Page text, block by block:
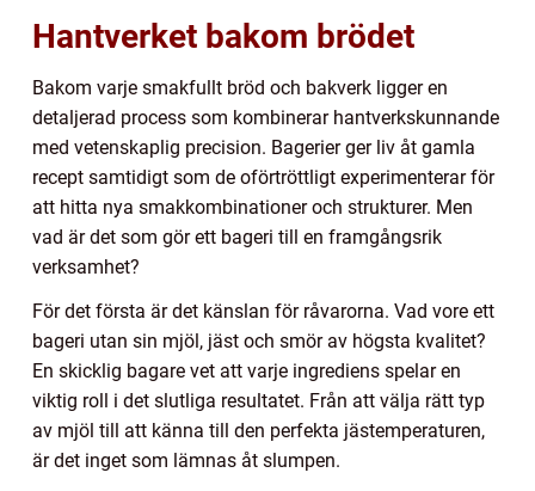
Hantverket bakom brödet
Bakom varje smakfullt bröd och bakverk ligger en
detaljerad process som kombinerar hantverkskunnande
med vetenskaplig precision. Bagerier ger liv åt gamla
recept samtidigt som de oförtröttligt experimenterar för
att hitta nya smakkombinationer och strukturer. Men
vad är det som gör ett bageri till en framgångsrik
verksamhet?
För det första är det känslan för råvarorna. Vad vore ett
bageri utan sin mjöl, jäst och smör av högsta kvalitet?
En skicklig bagare vet att varje ingrediens spelar en
viktig roll i det slutliga resultatet. Från att välja rätt typ
av mjöl till att känna till den perfekta jästemperaturen,
är det inget som lämnas åt slumpen.